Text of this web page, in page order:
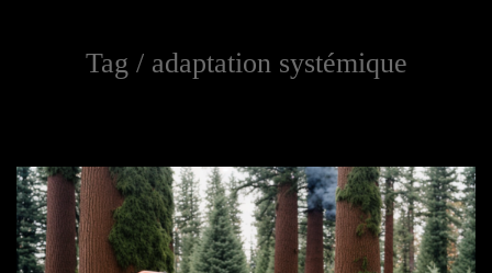
Tag / adaptation systémique